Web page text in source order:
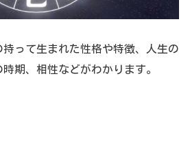
って生まれた性格や特徴、人生の
期、相性などがわかります。